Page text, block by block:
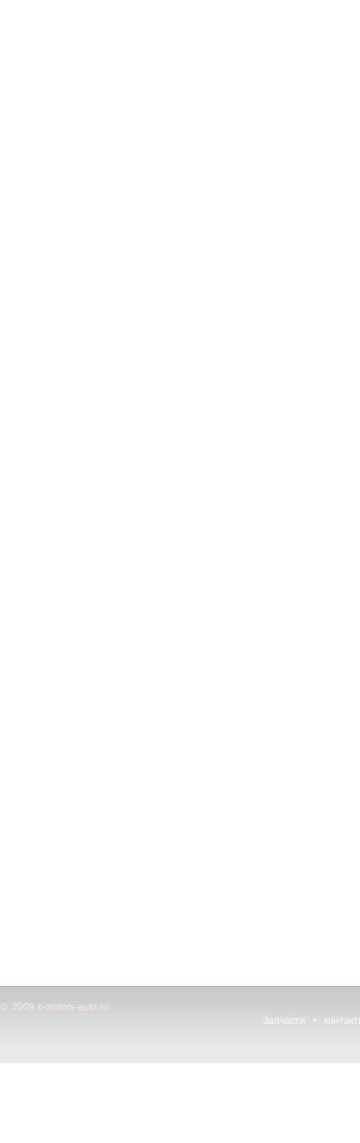
© 2009 s-motors-auto.ru
Запчасти